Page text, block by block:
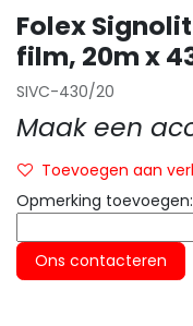
Folex
film, 20m x
SIVC-430/20
Maak een
Toevoegen aan
Opmerking toevoegen:
Ons contacteren